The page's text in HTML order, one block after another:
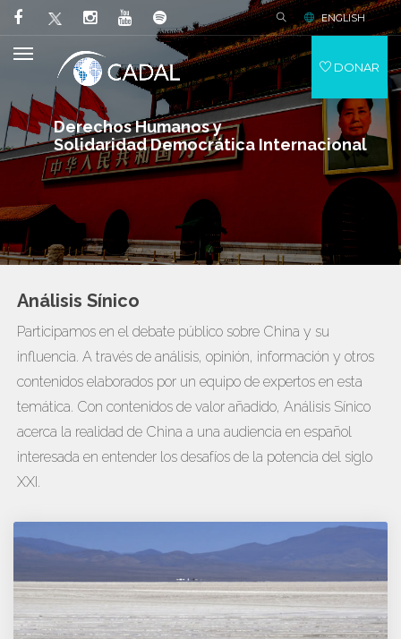
Derechos Humanos y
Solidaridad Democrática Internacional
ENGLISH
DONAR
Análisis Sínico
Participamos en el debate público sobre China y su
influencia. A través de análisis, opinión, información y otros
contenidos elaborados por un equipo de expertos en esta
temática. Con contenidos de valor añadido, Análisis Sínico
acerca la realidad de China a una audiencia en español
interesada en entender los desafíos de la potencia del siglo
XXI.